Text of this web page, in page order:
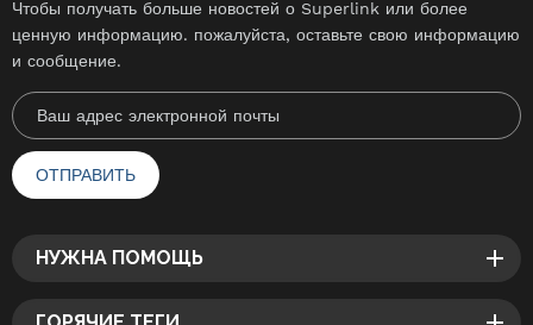
Чтобы получать больше новостей о Superlink или более
ценную информацию. пожалуйста, оставьте свою информацию
и сообщение.
НУЖНА ПОМОЩЬ